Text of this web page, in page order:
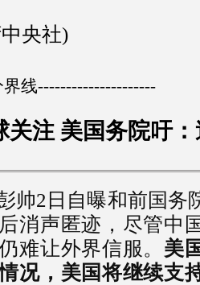
央社)
线---------------------
关注 美国务院吁
帅2日自曝和前国务
消声匿迹，尽管中
难让外界信服。 美
况，美国将继续支